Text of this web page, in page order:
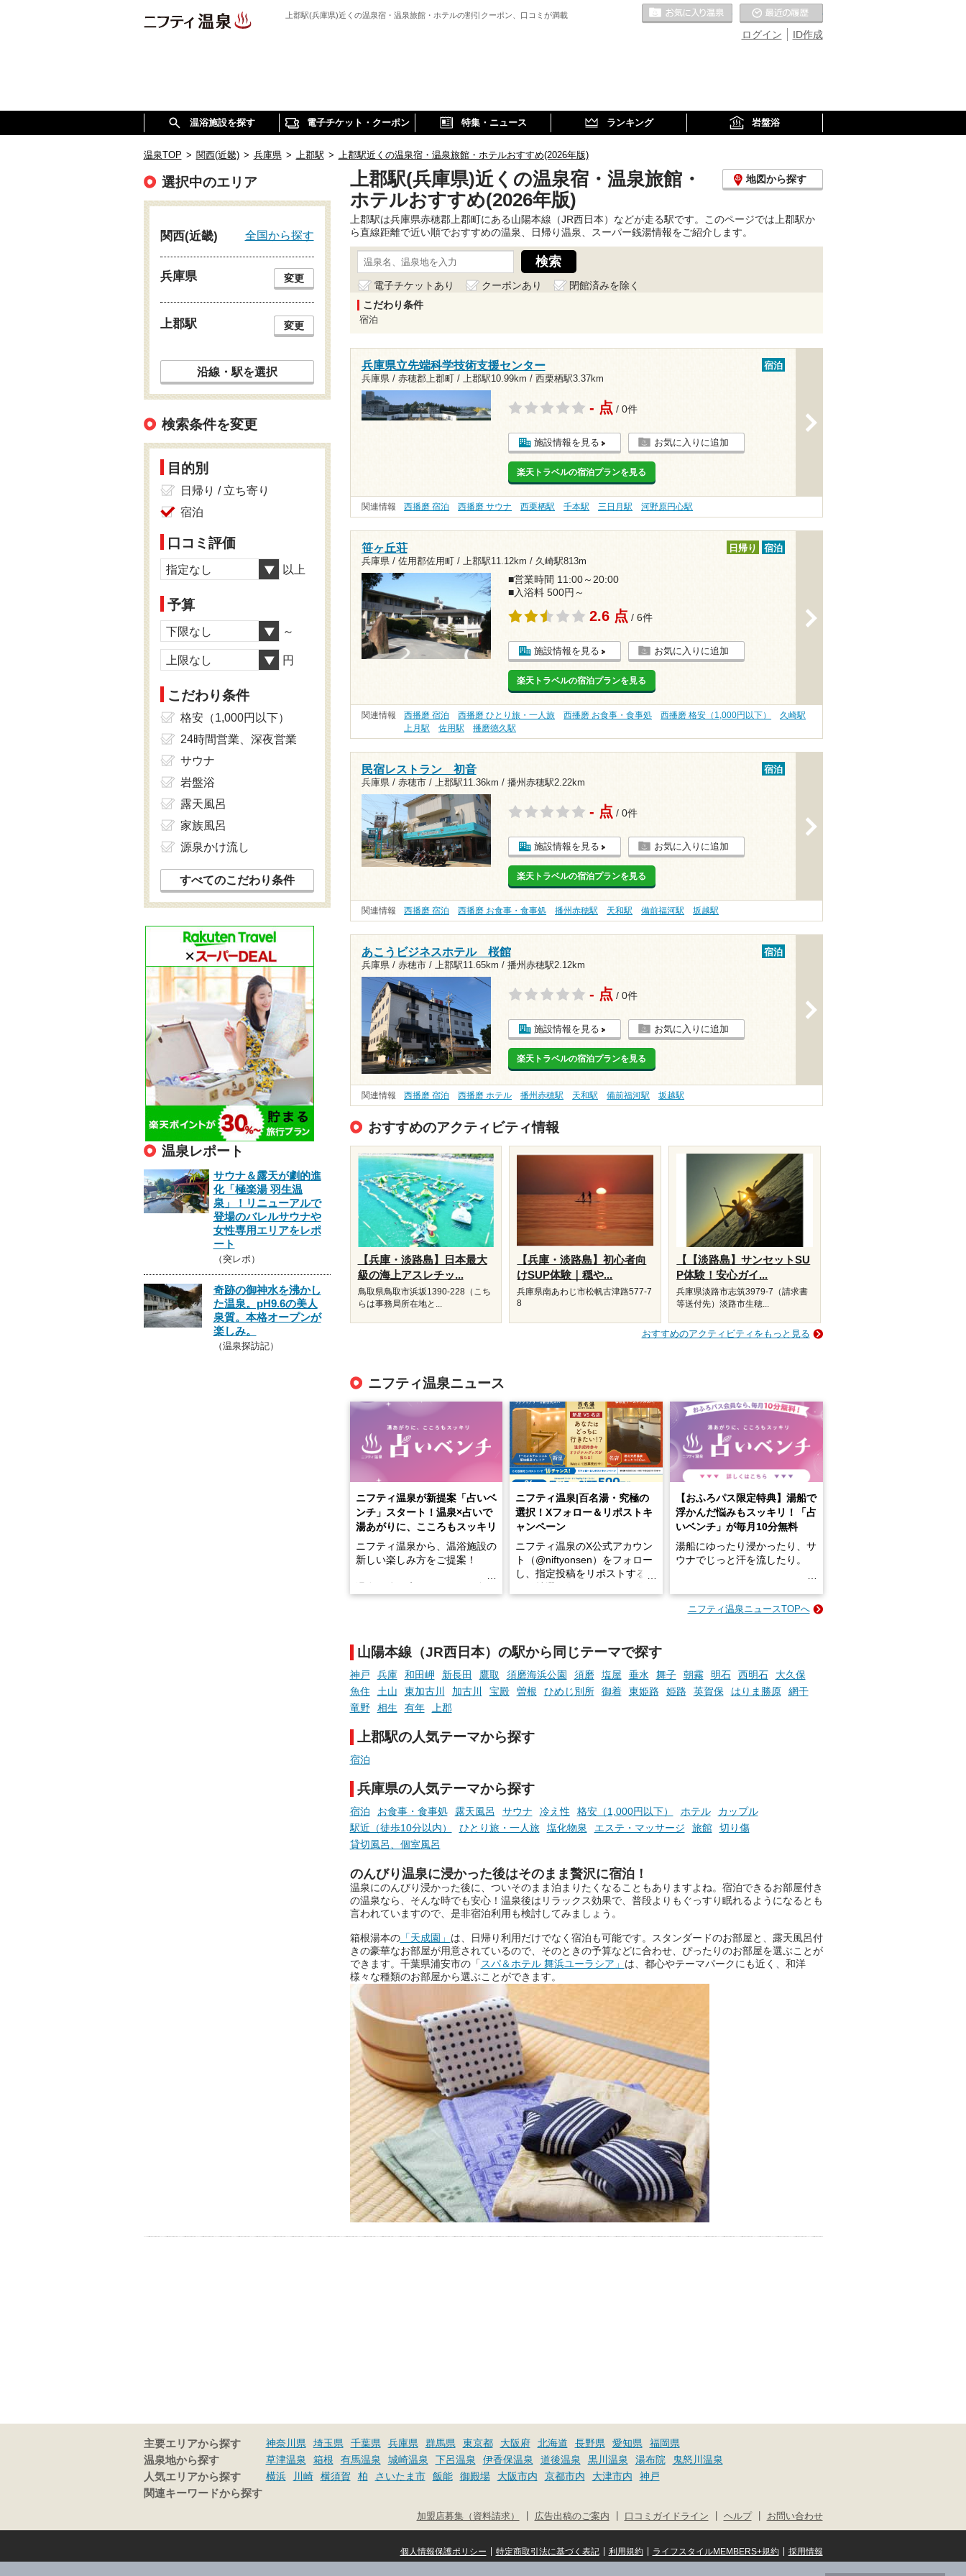
上郡駅(兵庫県)近くの温泉宿・温泉旅館・ホテルの割引クーポン、口コミが満載
ID作成
ログイン
お気に入りの温泉
温浴施設を探す 電子チケット・クーポン 特集・ニュース ランキング 岩盤浴
温泉TOP > 関西(近畿) > 兵庫県 > 上郡駅 > 上郡駅近くの温泉宿・温泉旅館・ホテルおすすめ(2026年版)
上郡駅(兵庫県)近くの温泉宿・温泉旅館・
ホテルおすすめ(2026年版)
地図から探す
上郡駅は兵庫県赤穂郡上郡町にある山陽本線（JR西日本）などが走る駅です。このページでは上郡駅か
ら直線距離で近い順でおすすめの温泉、日帰り温泉、スーパー銭湯情報をご紹介します。
電子チケットあり クーポンあり
閉館済みを除く
こだわり条件
宿泊
兵庫県立先端科学技術支援センター
兵庫県 / 赤穂郡上郡町 / 上郡駅10.99km / 西栗栖駅3.37km
宿泊
- 点 / 0件
施設情報を見る お気に入りに追加
楽天トラベルの宿泊プランを見る
関連情報 西播磨 宿泊 西播磨 サウナ 西栗栖駅 千本駅 三日月駅 河野原円心駅
笹ヶ丘荘
兵庫県 / 佐用郡佐用町 / 上郡駅11.12km / 久崎駅813m
日帰り 宿泊
■営業時間 11:00～20:00
■入浴料 500円～
2.6 点 / 6件
施設情報を見る お気に入りに追加
楽天トラベルの宿泊プランを見る
関連情報 西播磨 宿泊 西播磨 ひとり旅・一人旅 西播磨 お食事・食事処 西播磨 格安（1,000円以下）
久崎駅
上月駅
佐用駅 播磨徳久駅
民宿レストラン 初音
兵庫県 / 赤穂市 / 上郡駅11.36km / 播州赤穂駅2.22km
宿泊
- 点 / 0件
施設情報を見る お気に入りに追加
楽天トラベルの宿泊プランを見る
関連情報 西播磨 宿泊 西播磨 お食事・食事処 播州赤穂駅 天和駅 備前福河駅 坂越駅
あこうビジネスホテル 桜館
兵庫県 / 赤穂市 / 上郡駅11.65km / 播州赤穂駅2.12km
宿泊
- 点 / 0件
施設情報を見る お気に入りに追加
楽天トラベルの宿泊プランを見る
関連情報 西播磨 宿泊 西播磨 ホテル 播州赤穂駅 天和駅 備前福河駅 坂越駅
おすすめのアクティビティ情報
【兵庫・淡路島】日本最大
級の海上アスレチッ...
鳥取県鳥取市浜坂1390‐228（こち
らは事務局所在地と...
【兵庫・淡路島】初心者向
けSUP体験｜穏や...
兵庫県南あわじ市松帆古津路577-7
8
【【淡路島】サンセットSU
P体験！安心ガイ...
兵庫県淡路市志筑3979-7（請求書
等送付先）淡路市生穂...
おすすめのアクティビティをもっと見る
ニフティ温泉ニュース
ニフティ温泉が新提案「占いベ
ンチ」スタート！温泉×占いで
湯あがりに、こころもスッキリ
ニフティ温泉から、温浴施設の
新しい楽しみ方をご提案！
手相やタロットなど気軽に楽し
める占いで、“ととのう”おふろ
時間を、もっと特別に。
ニフティ温泉|百名湯・究極の
選択！Xフォロー＆リポストキ
ャンペーン
ニフティ温泉のX公式アカウン
ト（@niftyonsen）をフォロー
し、指定投稿をリポストする
【おふろパス限定特典】湯船で
浮かんだ悩みもスッキリ！「占
いベンチ」が毎月10分無料
湯船にゆったり浸かったり、サ
ウナでじっと汗を流したり。
そんな「一人でぼんやり過ごす
でくることはありませんか？
たら素敵ですよね。
きをプロの占い師に相談するこ
とができるサービスです。
おふろパス会員様なら、この特
別なひとときを「毎月10分無
料」でご利用いただけます。
い師さんとお話しして、心もほ
ぐしてみませんか？
ニフティ温泉ニュースTOPへ
山陽本線（JR西日本）の駅から同じテーマで探す
神戸 兵庫 和田岬 新長田 鷹取 須磨海浜公園 須磨 塩屋 垂水 舞子 朝霧 明石 西明石
大久保
魚住
土山 東加古川 加古川 宝殿 曽根 ひめじ別所 御着 東姫路 姫路 英賀保 はりま勝原
網干
竜野
相生 有年 上郡
上郡駅の人気テーマから探す
宿泊
兵庫県の人気テーマから探す
宿泊 お食事・食事処 露天風呂 サウナ 冷え性 格安（1,000円以下） ホテル
カップル
駅近（徒歩10分以内）
ひとり旅・一人旅 塩化物泉 エステ・マッサージ 旅館
切り傷
貸切風呂、個室風呂
のんびり温泉に浸かった後はそのまま贅沢に宿泊！
温泉にのんびり浸かった後に、ついそのまま泊まりたくなることもありますよね。宿泊できるお部屋付き
の温泉なら、そんな時でも安心！温泉後はリラックス効果で、普段よりもぐっすり眠れるようになるとも
言われていますので、是非宿泊利用も検討してみましょう。
箱根湯本の「天成園」 は、日帰り利用だけでなく宿泊も可能です。スタンダードのお部屋と、露天風呂付
きの豪華なお部屋が用意されているので、そのときの予算などに合わせ、ぴったりのお部屋を選ぶことが
できます。千葉県浦安市の「 スパ＆ホテル 舞浜ユーラシア」 は、都心やテーマパークにも近く、和洋
様々な種類のお部屋から選ぶことができます。
選択中のエリア
関西(近畿) 全国から探す
兵庫県 変更
上郡駅 変更
沿線・駅を選択
検索条件を変更
目的別
日帰り / 立ち寄り
宿泊
口コミ評価
指定なし 以上
予算
下限なし ～
上限なし 円
こだわり条件
格安（1,000円以下）
24時間営業、深夜営業
サウナ
岩盤浴
露天風呂
家族風呂
源泉かけ流し
すべてのこだわり条件
温泉レポート
サウナ＆露天が劇的進
化「極楽湯 羽生温
泉」！リニューアルで
登場のバレルサウナや
女性専用エリアをレポ
ート
（突レポ）
奇跡の御神水を沸かし
た温泉。pH9.6の美人
泉質。本格オープンが
楽しみ。
（温泉探訪記）
主要エリアから探す 神奈川県 埼玉県 千葉県 兵庫県 群馬県 東京都 大阪府 北海道 長野県 愛知県
福岡県
温泉地から探す
草津温泉 箱根 有馬温泉 城崎温泉 下呂温泉 伊香保温泉 道後温泉 黒川温泉 湯布院
鬼怒川温泉
人気エリアから探す
横浜 川崎 横須賀 柏 さいたま市 飯能 御殿場 大阪市内 京都市内 大津市内
神戸
関連キーワードから探す
お問い合わせ
ヘルプ
口コミガイドライン
広告出稿のご案内
加盟店募集（資料請求）
採用情報
|
ライフスタイルMEMBERS+規約
|
利用規約
|
特定商取引法に基づく表記
|
個人情報保護ポリシー
© NIFTY Lifestyle Co., Ltd.